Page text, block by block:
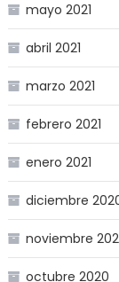
mayo 2021
abril 2021
marzo 2021
febrero 2021
enero 2021
diciembre
noviembre
octubre 2020